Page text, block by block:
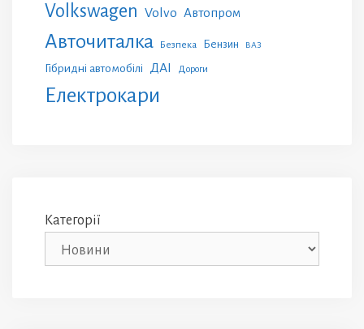
Volkswagen Volvo Автопром
Авточиталка Безпека Бензин ВАЗ
Гібридні автомобілі ДАІ Дороги
Електрокари
Категорії